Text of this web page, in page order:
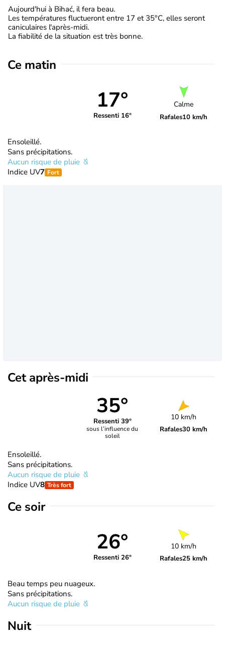
Aujourd'hui à Bihać, il fera beau.
Les températures fluctueront entre 17 et 35°C, elles seront
caniculaires l'après-midi.
La fiabilité de la situation est très bonne.
Ce matin
17°
Ressenti 16°
Calme
Rafales10 km/h
Ensoleillé.
Sans précipitations.
Aucun risque de pluie
Indice UV7 Fort
Cet après-midi
35°
Ressenti 39°
sous l’influence du
soleil
10 km/h
Rafales30 km/h
Ensoleillé.
Sans précipitations.
Aucun risque de pluie
Indice UV8 Très fort
Ce soir
26°
Ressenti 26°
10 km/h
Rafales25 km/h
Beau temps peu nuageux.
Sans précipitations.
Aucun risque de pluie
Nuit